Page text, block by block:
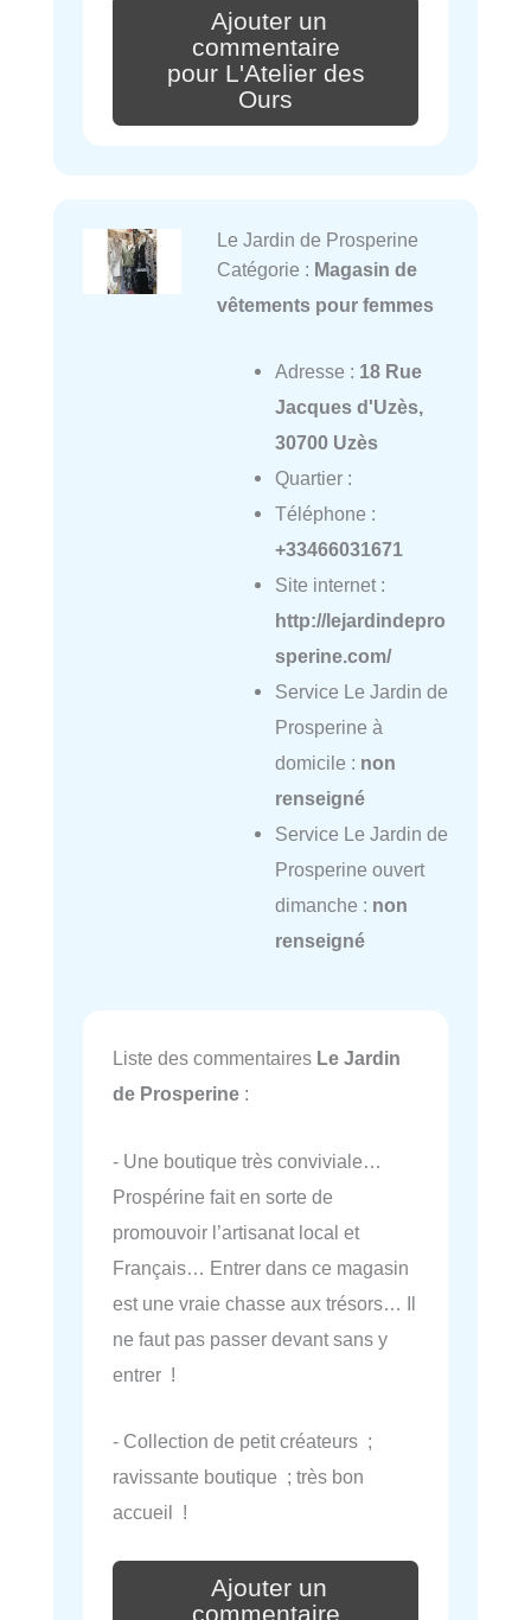
Ajouter un
commentaire
pour L'Atelier des
Ours
Le Jardin de Prosperine
Catégorie : Magasin de
vêtements pour femmes
Adresse : 18 Rue
Jacques d'Uzès,
30700 Uzès
Quartier :
Téléphone :
+33466031671
Site internet :
http://lejardindepro
sperine.com/
Service Le Jardin de
Prosperine à
domicile : non
renseigné
Service Le Jardin de
Prosperine ouvert
dimanche : non
renseigné
Liste des commentaires Le Jardin
de Prosperine :
- Une boutique très conviviale…
Prospérine fait en sorte de
promouvoir l’artisanat local et
Français… Entrer dans ce magasin
est une vraie chasse aux trésors… Il
ne faut pas passer devant sans y
entrer !
- Collection de petit créateurs ;
ravissante boutique ; très bon
accueil !
Ajouter un
commentaire